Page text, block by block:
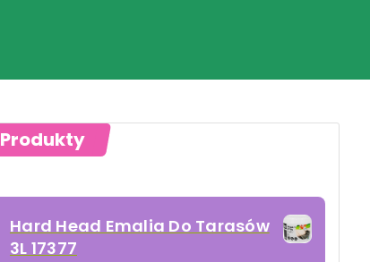
Produkty
Hard Head Emalia Do Tarasów
3L 17377